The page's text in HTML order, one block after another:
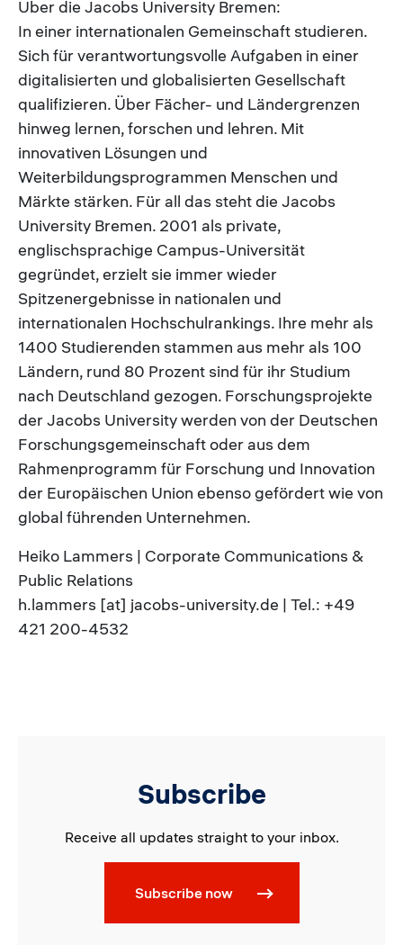
Über die Jacobs University Bremen:
In einer internationalen Gemeinschaft studieren.
Sich für verantwortungsvolle Aufgaben in einer
digitalisierten und globalisierten Gesellschaft
qualifizieren. Über Fächer- und Ländergrenzen
hinweg lernen, forschen und lehren. Mit
innovativen Lösungen und
Weiterbildungsprogrammen Menschen und
Märkte stärken. Für all das steht die Jacobs
University Bremen. 2001 als private,
englischsprachige Campus-Universität
gegründet, erzielt sie immer wieder
Spitzenergebnisse in nationalen und
internationalen Hochschulrankings. Ihre mehr als
1400 Studierenden stammen aus mehr als 100
Ländern, rund 80 Prozent sind für ihr Studium
nach Deutschland gezogen. Forschungsprojekte
der Jacobs University werden von der Deutschen
Forschungsgemeinschaft oder aus dem
Rahmenprogramm für Forschung und Innovation
der Europäischen Union ebenso gefördert wie von
global führenden Unternehmen.
Heiko Lammers | Corporate Communications &
Public Relations
h.lammers [at] jacobs-university.de | Tel.: +49
421 200-4532
Subscribe
Receive all updates straight to your inbox.
Subscribe now